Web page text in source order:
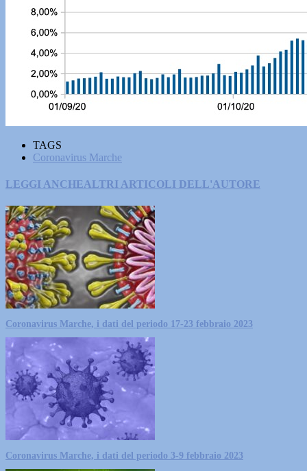
TAGS
Coronavirus Marche
LEGGI ANCHEALTRI ARTICOLI DELL'AUTORE
Coronavirus Marche, i dati del periodo 17-23 febbraio 2023
Coronavirus Marche, i dati del periodo 3-9 febbraio 2023